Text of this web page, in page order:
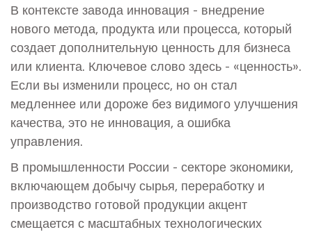
В контексте завода инновация - внедрение
нового метода, продукта или процесса, который
создает дополнительную ценность для бизнеса
или клиента. Ключевое слово здесь - «ценность».
Если вы изменили процесс, но он стал
медленнее или дороже без видимого улучшения
качества, это не инновация, а ошибка
управления.
В промышленности России - секторе экономики,
включающем добычу сырья, переработку и
производство готовой продукции акцент
смещается с масштабных технологических